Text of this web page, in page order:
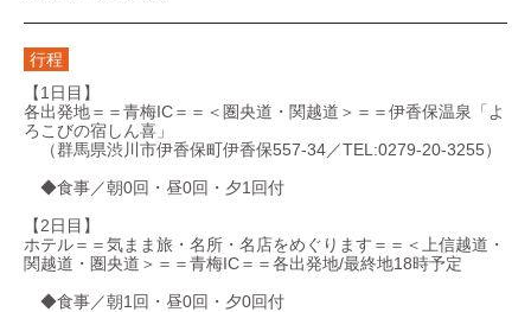
行程
【1日目】
各出発地＝＝青梅IC＝＝＜圏央道・関越道＞＝＝伊香保温泉「よ
ろこびの宿しん喜」
（群馬県渋川市伊香保町伊香保557-34／TEL:0279-20-3255）
◆食事／朝0回・昼0回・夕1回付
【2日目】
ホテル＝＝気まま旅・名所・名店をめぐります＝＝＜上信越道・
関越道・圏央道＞＝＝青梅IC＝＝各出発地/最終地18時予定
◆食事／朝1回・昼0回・夕0回付